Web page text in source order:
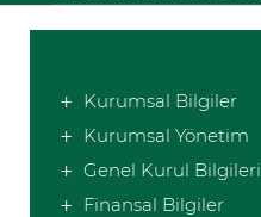
Kurumsal Bilgiler
Kurumsal Yönetim
Genel Kurul Bilgileri
Finansal Bilgiler